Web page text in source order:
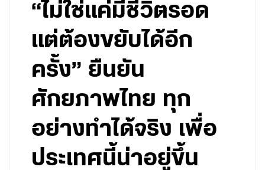
“ไม่ใช่แค่มีชีวิตรอด
แต่ต้องขยับได้อีก
ครั้ง” ยืนยัน
ศักยภาพไทย ทุก
อย่างทำได้จริง เพื่อ
ประเทศนี้น่าอยู่ขึ้น